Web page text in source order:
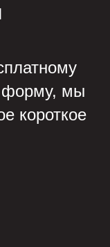
форму, мы
короткое